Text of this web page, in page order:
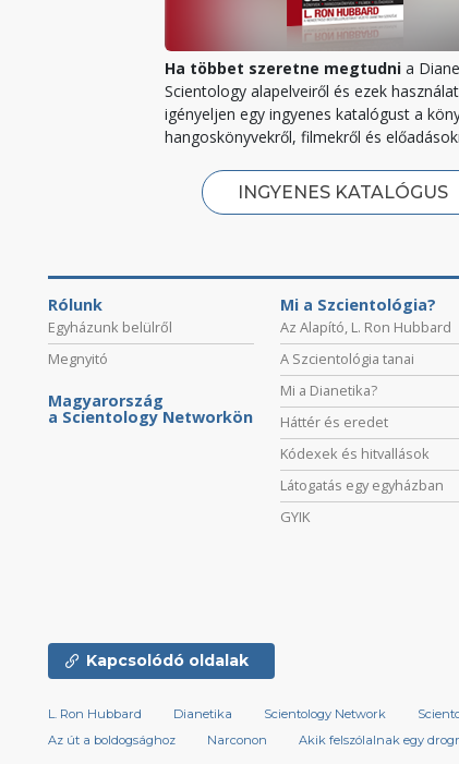
Ha többet szeretne megtudnia
Scientology alapelveiről és ezek
igényeljen egy ingyenes katalógust a
hangoskönyvekről, filmekről és
INGYENES KATALÓGUS
Rólunk
Egyházunk belülről
Megnyitó
Magyarország
a Scientology Networkön
Mi a Szcientológia?
Az Alapító, L. Ron Hubbard
A Szcientológia tanai
Mi a Dianetika?
Háttér és eredet
Kódexek és hitvallások
Látogatás egy egyházban
GYIK
Kapcsolódó oldalak
L. Ron Hubbard Dianetika Scientology Network
Az út a boldogsághoz
Narconon Akik felszólalnak egy